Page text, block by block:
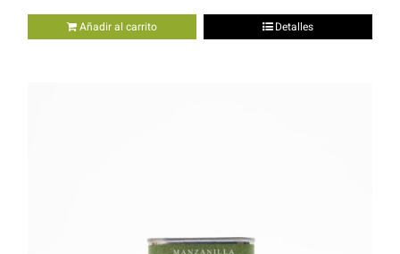
Añadir al carrito Detalles